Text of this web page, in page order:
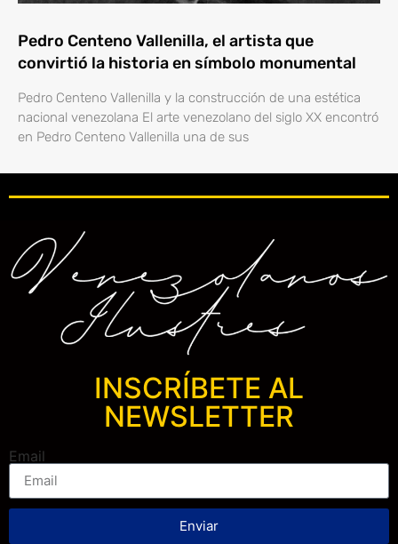
Pedro Centeno Vallenilla, el artista que
convirtió la historia en símbolo monumental
Pedro Centeno Vallenilla y la construcción de una estética
nacional venezolana El arte venezolano del siglo XX encontró
en Pedro Centeno Vallenilla una de sus
INSCRÍBETE AL
NEWSLETTER
Email
Enviar